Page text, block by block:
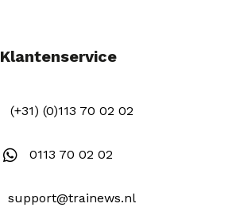
Klantenservice
(+31) (0)113 70 02 02
0113 70 02 02
support@trainews.nl